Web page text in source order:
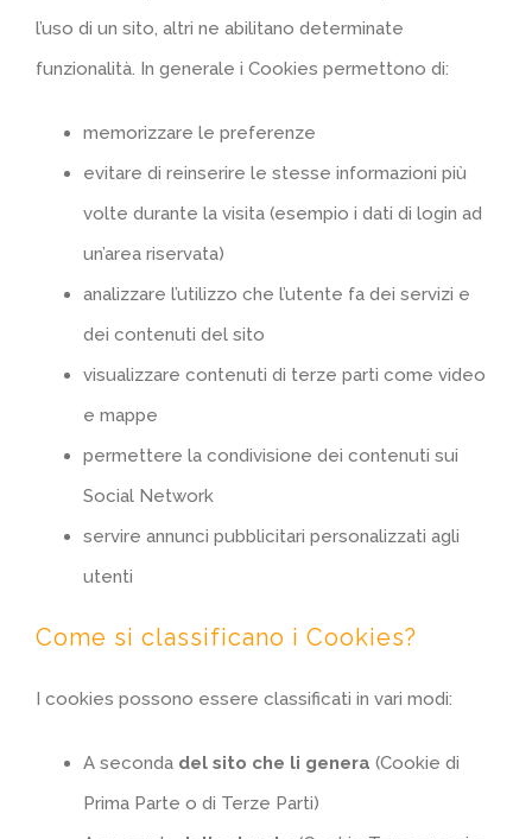
l’uso di un sito, altri ne abilitano determinate
funzionalità. In generale i Cookies permettono di:
memorizzare le preferenze
evitare di reinserire le stesse informazioni più
volte durante la visita (esempio i dati di login ad
un’area riservata)
analizzare l’utilizzo che l’utente fa dei servizi e
dei contenuti del sito
visualizzare contenuti di terze parti come video
e mappe
permettere la condivisione dei contenuti sui
Social Network
servire annunci pubblicitari personalizzati agli
utenti
Come si classificano i Cookies?
I cookies possono essere classificati in vari modi:
A seconda del sito che li genera (Cookie di
Prima Parte o di Terze Parti)